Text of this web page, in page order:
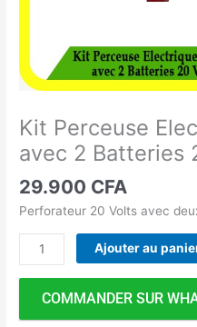
Kit Perceuse
avec 2 Batteries
29.900 CFA
Perforateur 20 Volts avec
Ajouter au
COMMANDER SUR